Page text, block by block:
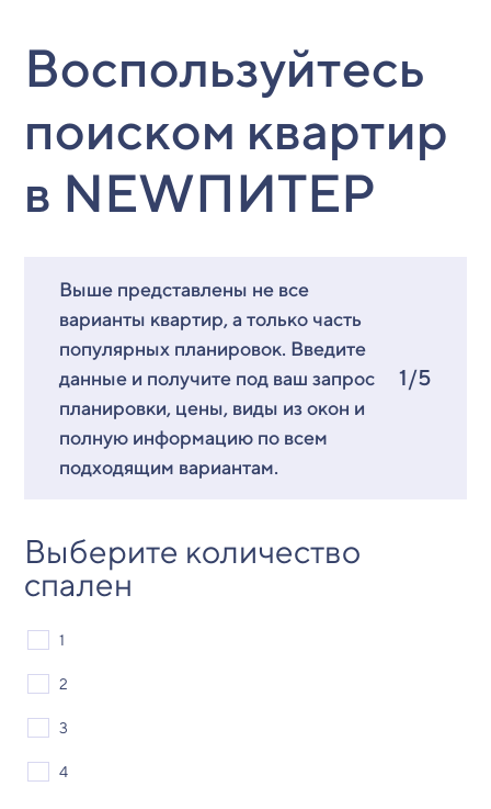
Воспользуйтесь
поиском квартир
в NEWПИТЕР
Выше представлены не все
варианты квартир, а только часть
популярных планировок. Введите
данные и получите под ваш запрос
планировки, цены, виды из окон и
полную информацию по всем
подходящим вариантам.
1/5
Выберите количество
спален
1
2
3
4